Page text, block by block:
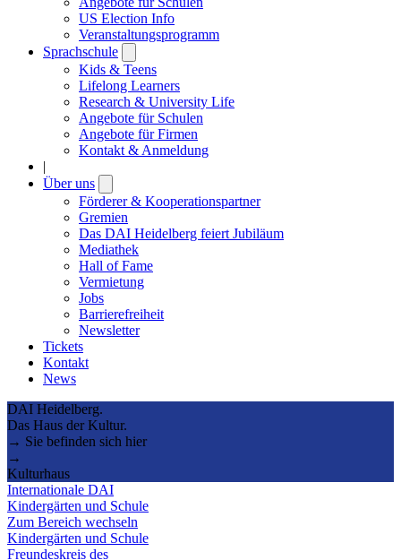
US Election Info
Veranstaltungsprogramm
Sprachschule
submenu
Kids & Teens
Lifelong Learners
Research & University Life
Angebote für Schulen
Angebote für Firmen
Kontakt & Anmeldung
|
Über uns
submenu
Förderer & Kooperationspartner
Gremien
Das DAI Heidelberg feiert Jubiläum
Mediathek
Hall of Fame
Vermietung
Jobs
Barrierefreiheit
Newsletter
Tickets
Kontakt
News
DAI Heidelberg.
Das Haus der Kultur.
→ Sie befinden sich hier
→
Kulturhaus
Internationale DAI
Kindergärten und Schule
Zum Bereich wechseln
Kindergärten und Schule
Freundeskreis des